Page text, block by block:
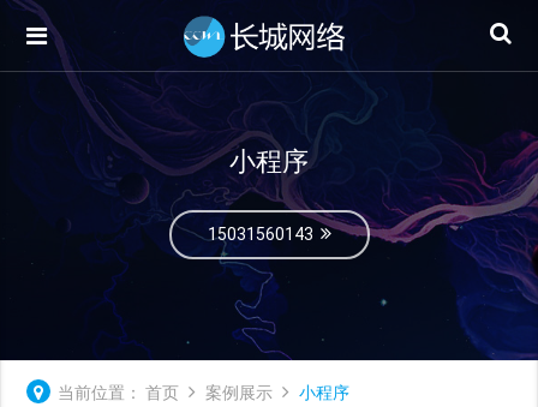
小程序
15031560143
当前位置： 首页 案例展示 小程序